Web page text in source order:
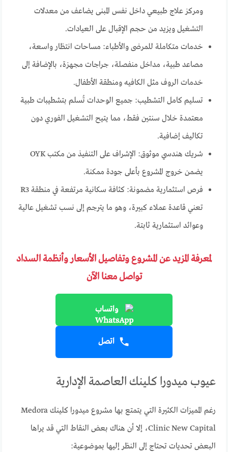
ومركز علاج طبيعي داخل نفس المبنى يضاعف من معدلات
التشغيل ويزيد من حجم الإقبال على العيادات.
خدمات متكاملة للمرضى والأطباء: مساحات انتظار واسعة،
مصاعد طبية، مداخل منفصلة، جراجات مجهزة، بالإضافة إلى
خدمات الروف مثل الكافيه ومنطقة الأطفال.
تسليم كامل التشطيب: جميع الوحدات تُسلم بتشطيبات طبية
معتمدة خلال سنتين فقط، مما يتيح التشغيل الفوري دون
تكاليف إضافية.
شريك هندسي موثوق: الإشراف على التنفيذ من مكتب OYK
يضمن خروج المشروع بأعلى جودة ممكنة.
فرص استثمارية مضمونة: كثافة سكانية مرتفعة في منطقة R3
تعني قاعدة عملاء كبيرة، وهو ما يترجم إلى نسب تشغيل عالية
وعوائد استثمارية ثابتة.
لمعرفة المزيد عن المشروع وتفاصيل الأسعار وأنظمة السداد
تواصل معنا الآن
واتساب
اتصل
عيوب ميدورا كلينك العاصمة الإدارية
رغم المميزات الكثيرة التي يتمتع بها مشروع ميدورا كلينك Medora
Clinic New Capital، إلا أن هناك بعض النقاط التي قد يراها
البعض تحديات تحتاج إلى النظر إليها بموضوعية: